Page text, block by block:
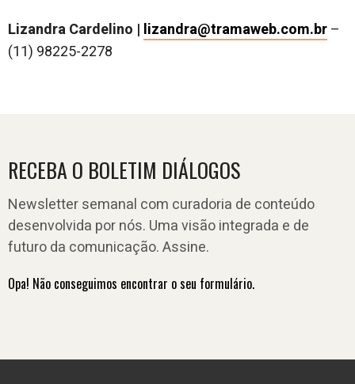
Lizandra Cardelino | lizandra@tramaweb.com.br–
(11) 98225-2278
RECEBA O BOLETIM DIÁLOGOS
Newsletter semanal com curadoria de conteúdo
desenvolvida por nós. Uma visão integrada e de
futuro da comunicação. Assine.
Opa! Não conseguimos encontrar o seu formulário.